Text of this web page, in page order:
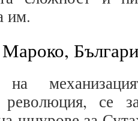
им.
на
революция, се